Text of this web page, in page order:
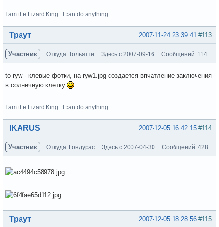
I am the Lizard King. I can do anything
Вне форума #113
2007-11-24 23:39:41
Траут
Участник Откуда: Тольятти Здесь с 2007-09-16 Сообщений: 114
to ryw - клевые фотки, на ryw1.jpg создается впчатление заключения
в солнечную клетку
I am the Lizard King. I can do anything
Вне форума #114
2007-12-05 16:42:15
IKARUS
Участник Откуда: Гондурас Здесь с 2007-04-30 Сообщений: 428
Вне форума #115
2007-12-05 18:28:56
Траут